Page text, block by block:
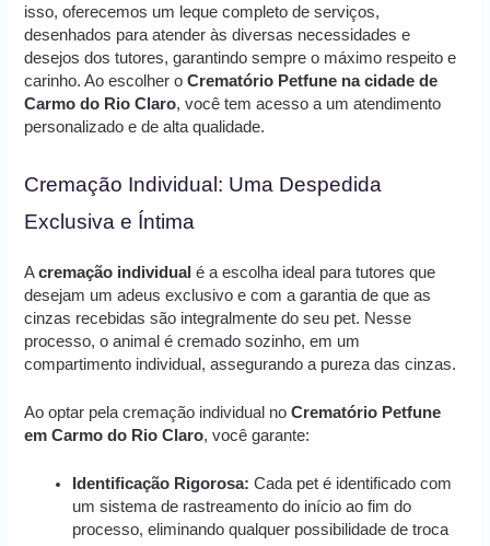
isso, oferecemos um leque completo de serviços,
desenhados para atender às diversas necessidades e
desejos dos tutores, garantindo sempre o máximo respeito e
carinho. Ao escolher oCrematório Petfune na cidade de
Carmo do Rio Claro, você tem acesso a um atendimento
personalizado e de alta qualidade.
Cremação Individual: Uma Despedida
Exclusiva e Íntima
Acremação individual é a escolha ideal para tutores que
desejam um adeus exclusivo e com a garantia de que as
cinzas recebidas são integralmente do seu pet. Nesse
processo, o animal é cremado sozinho, em um
compartimento individual, assegurando a pureza das cinzas.
Ao optar pela cremação individual noCrematório Petfune
em Carmo do Rio Claro, você garante:
Identificação Rigorosa: Cada pet é identificado com
um sistema de rastreamento do início ao fim do
processo, eliminando qualquer possibilidade de troca